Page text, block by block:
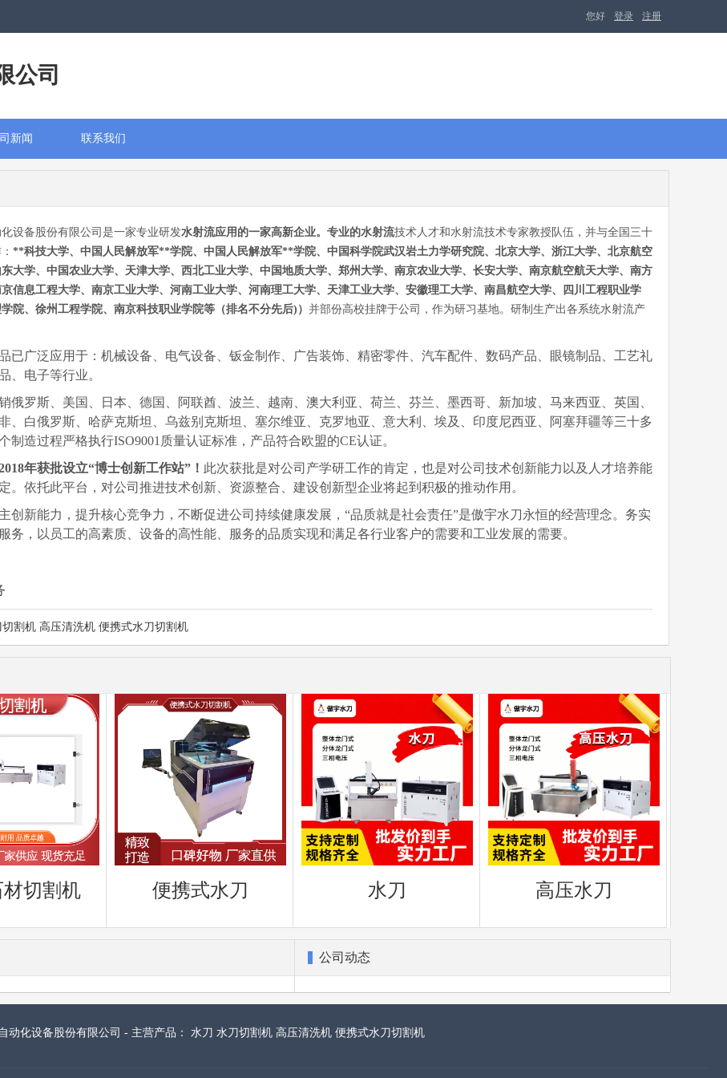
您好 登录 注册
公司
新闻 联系我们
设备股份有限公司是一家专业研发水射流应用的一家高新企业。专业的水射流技术人才和水射流技术专家教授队伍，并与全国三十
**科技大学、中国人民解放军**学院、中国人民解放军**学院、中国科学院武汉岩土力学研究院、北京大学、浙江大学、北京航空
大学、中国农业大学、天津大学、西北工业大学、中国地质大学、郑州大学、南京农业大学、长安大学、南京航空航天大学、南方
信息工程大学、南京工业大学、河南工业大学、河南理工大学、天津工业大学、安徽理工大学、南昌航空大学、四川工程职业学
院、徐州工程学院、南京科技职业学院等（排名不分先后)） 并部份高校挂牌于公司，作为研习基地。 研制生产出各系统水射流产
已广泛应用于：机械设备、 电气设备 、钣金制作、广告装饰、精密零件、汽车配件、数码产品、眼镜制品、工艺礼
、电子等行业。
俄罗斯、美国、日本、德国、阿联酋、波兰、越南、澳大利亚、荷兰、芬兰、墨西哥、新加坡、马来西亚、英国、
、白俄罗斯、哈萨克斯坦、乌兹别克斯坦、塞尔维亚、克罗地亚、意大利、埃及、印度尼西亚、阿塞拜疆等三十多
制造过程严格执行ISO9001质量认证标准，产品符合欧盟的CE认证。
年获批设立“博士创新工作站”！ 此次获批是对公司产学研工作的肯定，也是对公司技术创新能力以及人才培养能
。依托此平台，对公司推进技术创新、资源整合、建设创新型企业将起到积极的推动作用。
创新能力，提升核心竞争力，不断促进公司持续健康发展 ， “品质就是社会责任”是傲宇水刀永恒的经营理念。 务实
务，以员工的高素质、设备的高性能、服务的品质实现和满足各行业客户的需要和工业发展的需要。
割机 高压清洗机 便携式水刀切割机
切割机 便携式水刀 水刀 高压水刀
公司动态
动化设备股份有限公司 - 主营产品： 水刀 水刀切割机 高压清洗机 便携式水刀切割机